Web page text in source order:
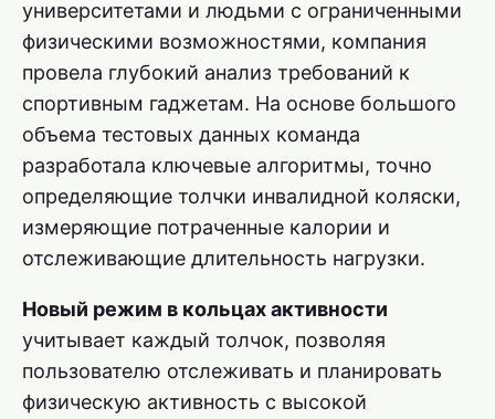
университетами и людьми с ограниченными
физическими возможностями, компания
провела глубокий анализ требований к
спортивным гаджетам. На основе большого
объема тестовых данных команда
разработала ключевые алгоритмы, точно
определяющие толчки инвалидной коляски,
измеряющие потраченные калории и
отслеживающие длительность нагрузки.
Новый режим в кольцах активности
учитывает каждый толчок, позволяя
пользователю отслеживать и планировать
физическую активность с высокой